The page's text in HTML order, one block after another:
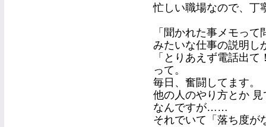
忙しい職場なので、丁
「聞かれた事メモっ
みたいな仕事の説明
「とりあえず電話出
って。
毎日、奮闘してます。
他の人のやり方とか
なんですが……
それでいて「落ち度が